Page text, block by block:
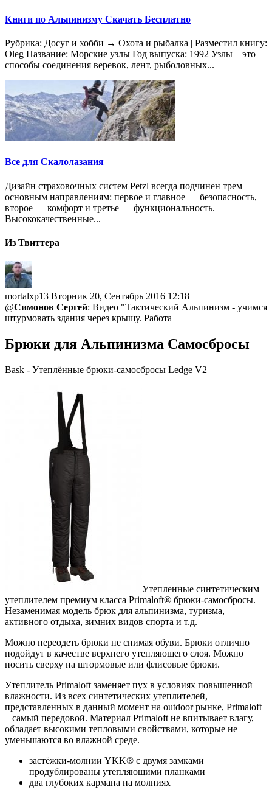
Книги по Альпинизму Скачать Бесплатно
Рубрика: Досуг и хобби → Охота и рыбалка | Разместил книгу:
Oleg Название: Морские узлы Год выпуска: 1992 Узлы – это
способы соединения веревок, лент, рыболовных...
Все для Скалолазания
Дизайн страховочных систем Petzl всегда подчинен трем
основным направлениям: первое и главное — безопасность,
второе — комфорт и третье — функциональность.
Высококачественные...
Из Твиттера
mortalxp13 Вторник 20, Сентябрь 2016 12:18
@Симонов Сергей: Видео "Тактический Альпинизм - учимся
штурмовать здания через крышу. Работа
Брюки для Альпинизма Самосбросы
Bask - Утеплённые брюки-самосбросы Ledge V2
Утепленные синтетическим
утеплителем премиум класса Primaloft® брюки-самосбросы.
Незаменимая модель брюк для альпинизма, туризма,
активного отдыха, зимних видов спорта и т.д.
Можно переодеть брюки не снимая обуви. Брюки отлично
подойдут в качестве верхнего утепляющего слоя. Можно
носить сверху на штормовые или флисовые брюки.
Утеплитель Primaloft заменяет пух в условиях повышенной
влажности. Из всех синтетических утеплителей,
представленных в данный момент на outdoor рынке, Primaloft
– самый передовой. Материал Primaloft не впитывает влагу,
обладает высокими тепловыми свойствами, которые не
уменьшаются во влажной среде.
застёжки-молнии YKK® с двумя замками
продублированы утепляющими планками
два глубоких кармана на молниях